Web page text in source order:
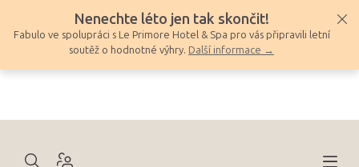
obsah
Nenechte léto jen tak skončit!
Fabulo ve spolupráci s Le Primore Hotel & Spa pro vás připravili letní
soutěž o hodnotné výhry. Další informace →